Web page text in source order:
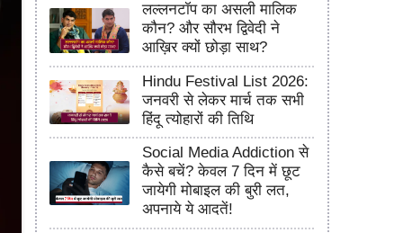
लल्लनटॉप का असली मालिक
कौन? और सौरभ द्विवेदी ने
आख़िर क्यों छोड़ा साथ?
Hindu Festival List 2026:
जनवरी से लेकर मार्च तक सभी
हिंदू त्योहारों की तिथि
Social Media Addiction से
कैसे बचें? केवल 7 दिन में छूट
जायेगी मोबाइल की बुरी लत,
अपनाये ये आदतें!